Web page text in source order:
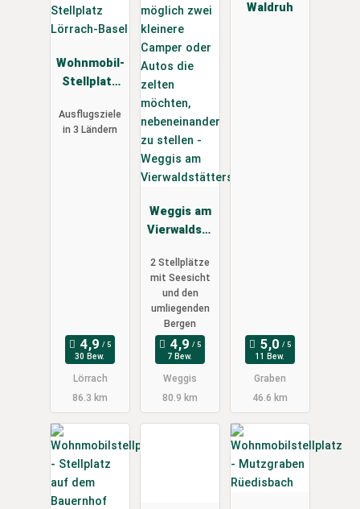
Wohnmobil-
Stellplatz
Basel
Ausflugsziele
in 3 Ländern
30 Bew.
Lörrach
86.3 km
Weggis am
Vierwaldstä
2 Stellplätze
mit Seesicht
und den
umliegenden
Bergen
7 Bew.
Weggis
80.9 km
Waldruh
11 Bew.
Graben
46.6 km